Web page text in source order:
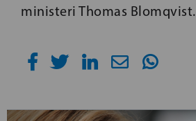
ministeri Thomas Blomqvist.